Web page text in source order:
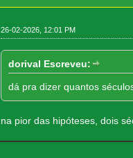
26-02-2026, 12:01 PM
dorival Escreveu:
dá pra dizer quantos
na pior das hipóteses, dois